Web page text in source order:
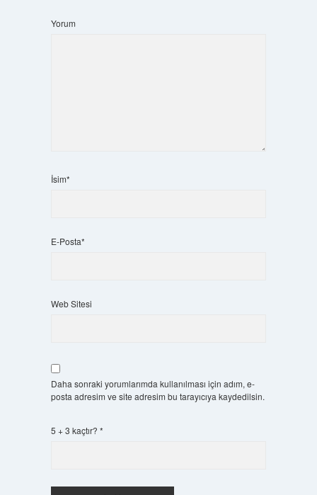
Yorum
İsim*
E-Posta*
Web Sitesi
Daha sonraki yorumlarımda kullanılması için adım, e-
posta adresim ve site adresim bu tarayıcıya kaydedilsin.
5 + 3 kaçtır? *